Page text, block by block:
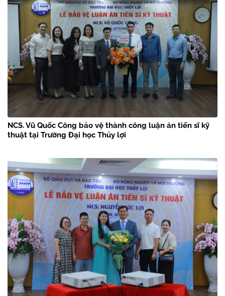
NCS. Vũ Quốc Công bảo vệ thành công luận án tiến sĩ kỹ
thuật tại Trường Đại học Thủy lợi